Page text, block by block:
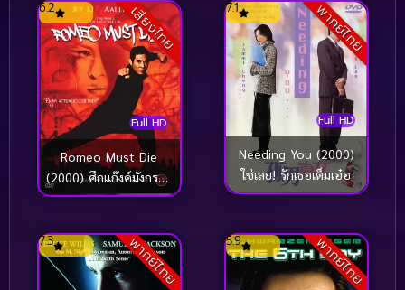
เสียงไทย
Full HD
6.2
Romeo Must Die
(2000) ศึกแก๊งค์มังกรผ่า
โลก
พากย์ไทย
Full HD
7.1
Needing You (2000)
ใช่เลย! รักเธอเต็มเอ๋อ
พากย์ไทย
7.3 พากย์ไทย
5.9